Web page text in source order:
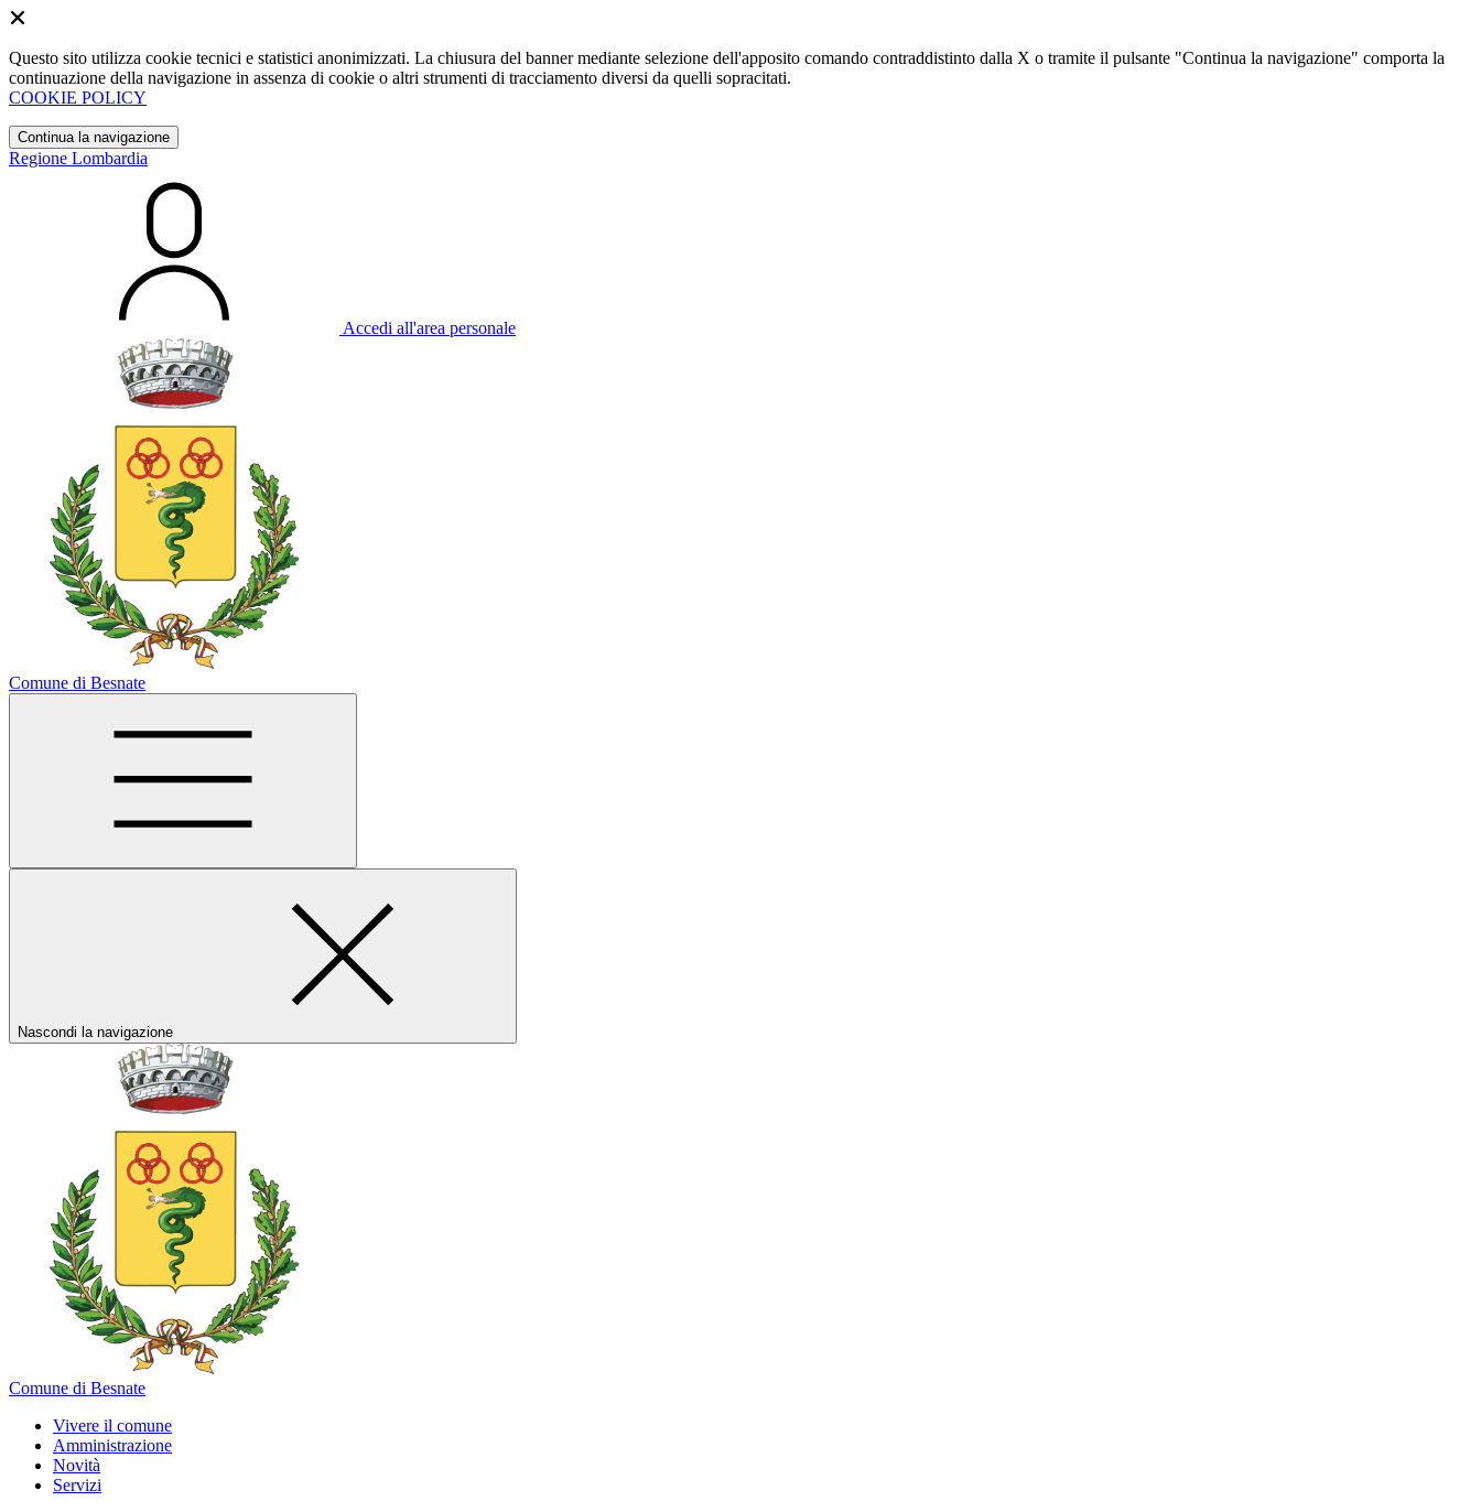
Questo sito utilizza cookie tecnici e statistici anonimizzati. La chiusura del banner mediante selezione dell'apposito comando contraddistinto dalla X o tramite il pulsante "Continua la navigazione" comporta la
continuazione della navigazione in assenza di cookie o altri strumenti di tracciamento diversi da quelli sopracitati.
COOKIE POLICY
Continua la navigazione
Regione Lombardia
Accedi all'area personale
Comune di Besnate
Nascondi la navigazione
Comune di Besnate
Vivere il comune
Amministrazione
Novità
Servizi